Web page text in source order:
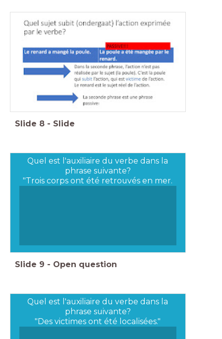
Slide 8 - Slide
Quel est l'auxiliaire du verbe dans la
phrase suivante?
"Trois corps ont été retrouvés en mer.
Slide 9 - Open question
Quel est l'auxiliaire du verbe dans la
phrase suivante?
"Des victimes ont été localisées."